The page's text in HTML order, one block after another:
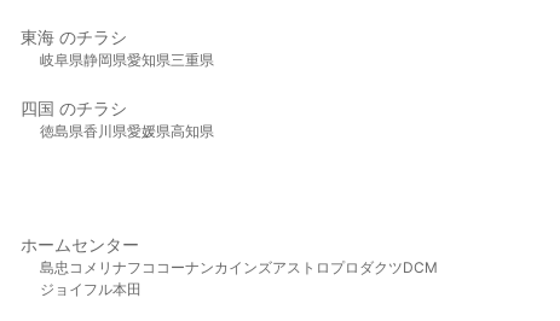
東海 のチラシ
岐阜県静岡県愛知県三重県
四国 のチラシ
徳島県香川県愛媛県高知県
ホームセンター
島忠 コメリ ナフコ コーナンカインズアストロプロダクツDCM
ジョイフル本田